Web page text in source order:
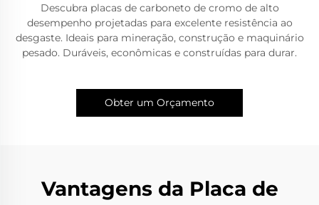
Descubra placas de carboneto de cromo de alto
desempenho projetadas para excelente resistência ao
desgaste. Ideais para mineração, construção e maquinário
pesado. Duráveis, econômicas e construídas para durar.
Obter um Orçamento
Vantagens da Placa de